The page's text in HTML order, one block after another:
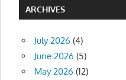
ARCHIVES
July 2026 (4)
June 2026 (5)
May 2026 (12)